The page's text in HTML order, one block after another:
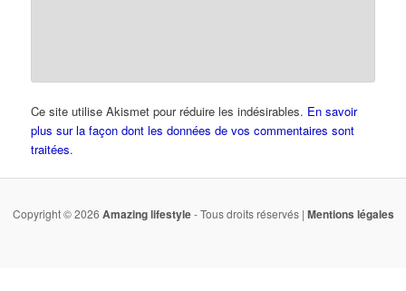
Ce site utilise Akismet pour réduire les indésirables. En savoir
plus sur la façon dont les données de vos commentaires sont
traitées.
Copyright © 2026 Amazing lifestyle- Tous droits réservés | Mentions légales